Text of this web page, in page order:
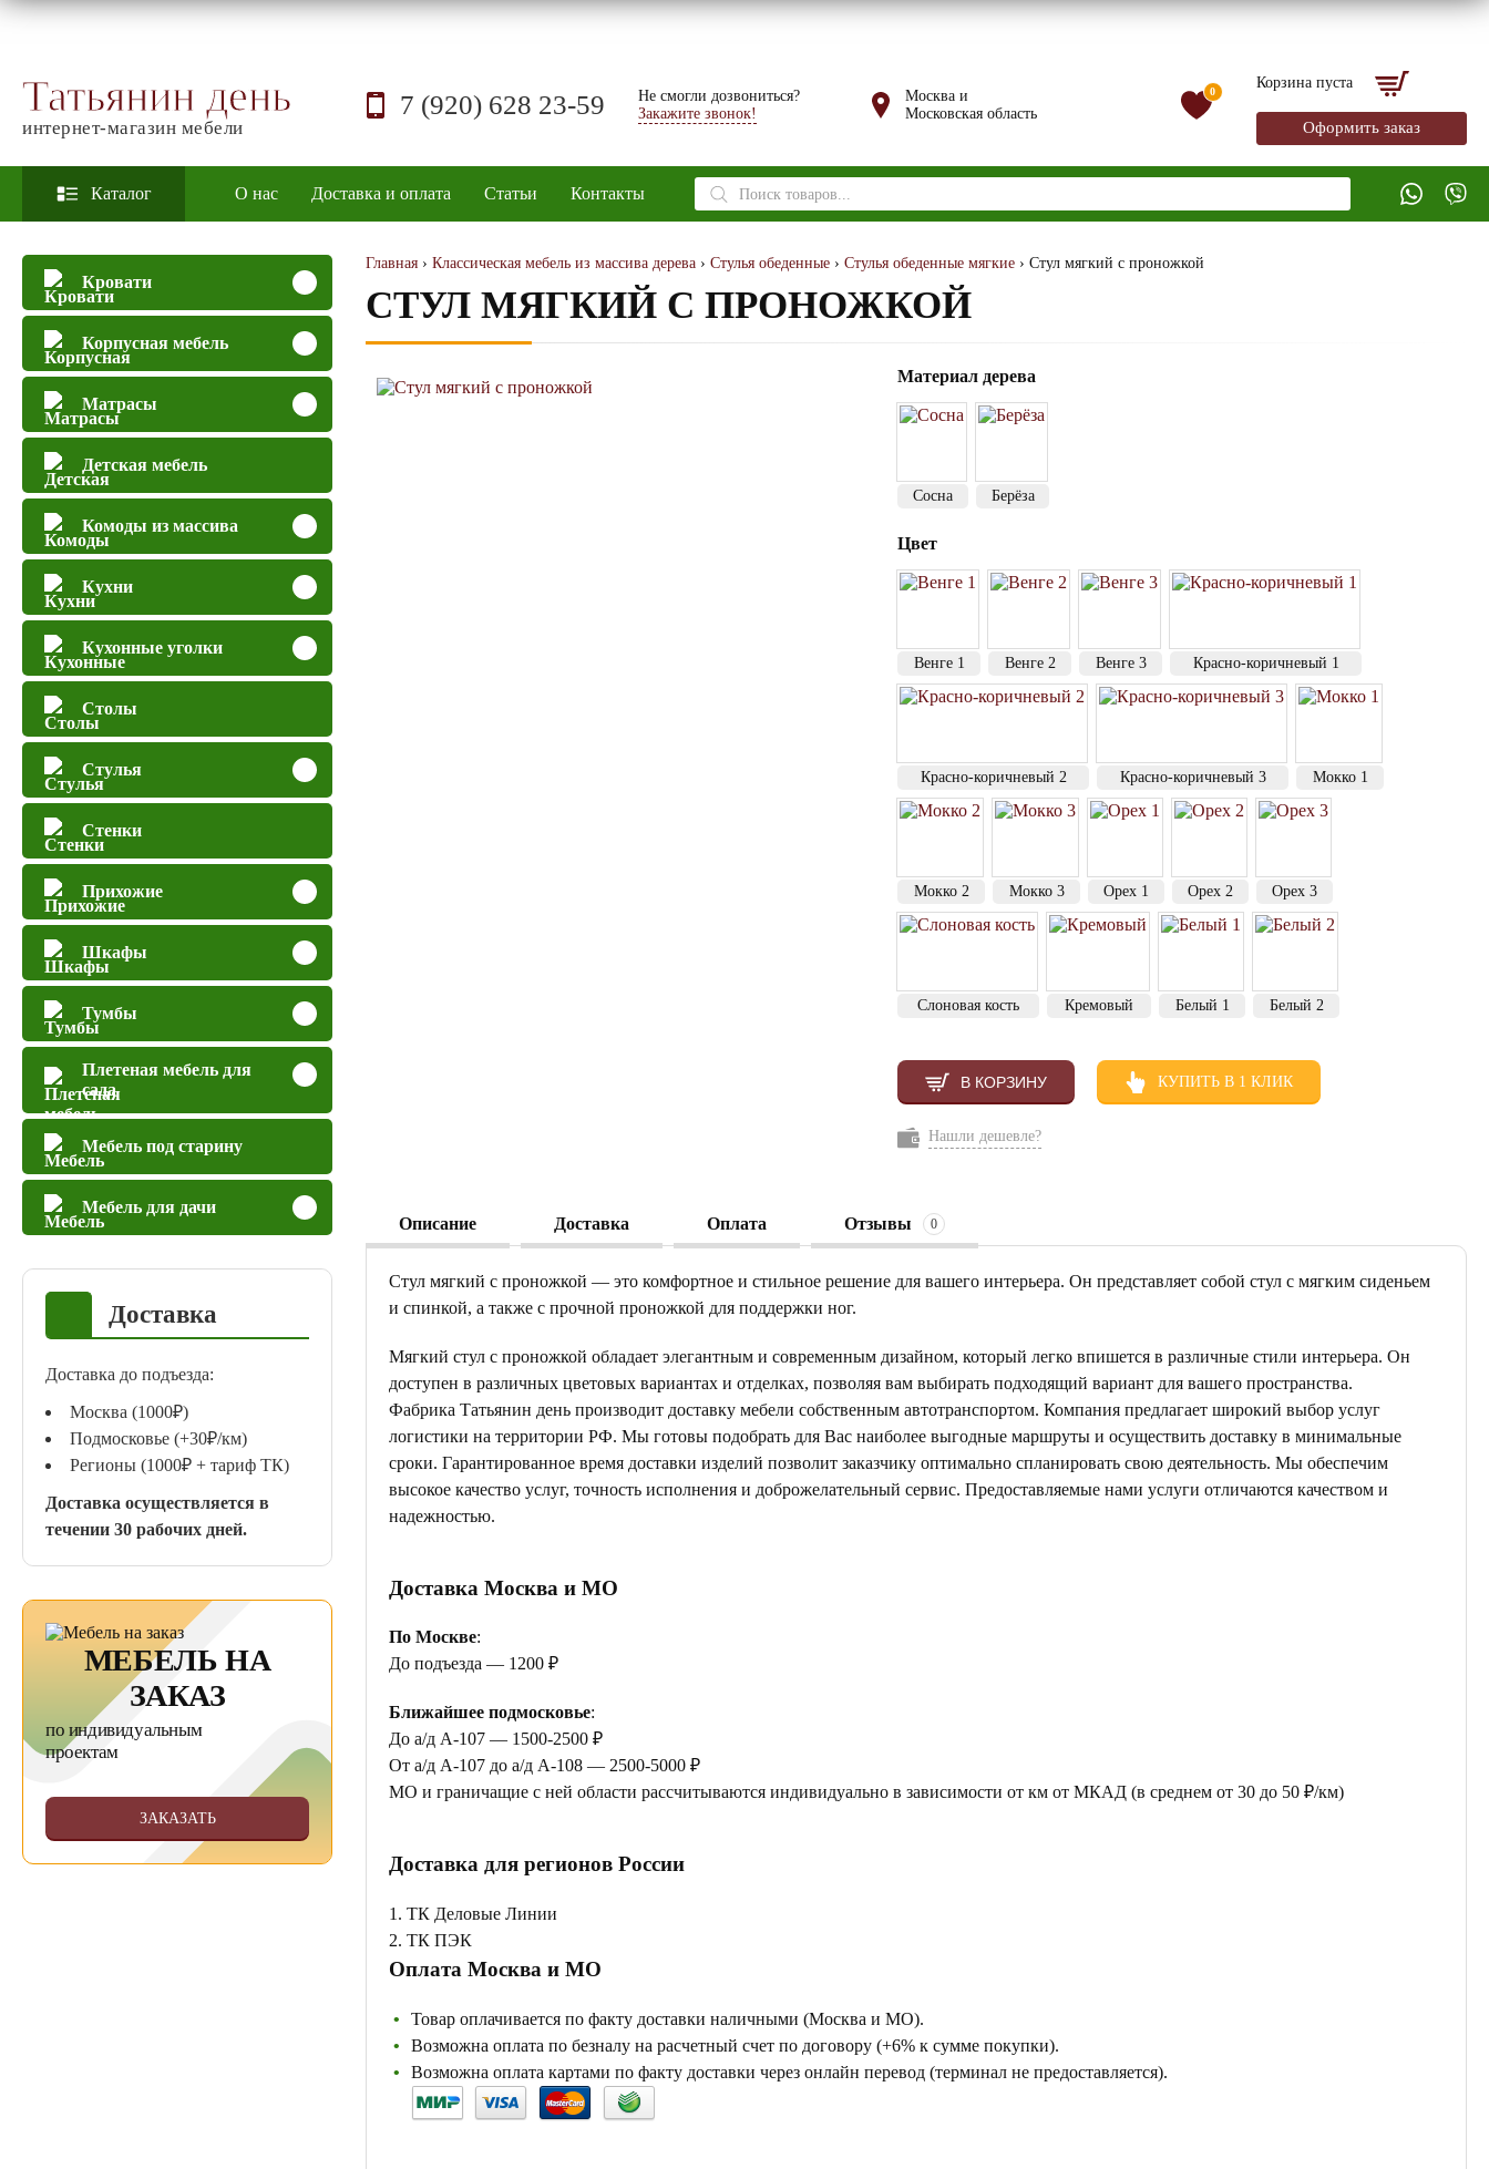
Татьянин день
интернет-магазин мебели
7 (920) 628 23-59
Не смогли дозвониться?
Закажите звонок!
Москва и
Московская область
0
Корзина пуста
Оформить заказ
Каталог О нас Доставка и оплата Статьи Контакты
Поиск
товаров
Кровати
Корпусная мебель
Матрасы
Детская мебель
Комоды из массива
Кухни
Кухонные уголки
Столы
Стулья
Стенки
Прихожие
Шкафы
Тумбы
Плетеная мебель для
сада
Мебель под старину
Мебель для дачи
Доставка
Доставка до подъезда:
Москва (1000₽)
Подмосковье (+30₽/км)
Регионы (1000₽ + тариф ТК)
Доставка осуществляется в
течении 30 рабочих дней.
МЕБЕЛЬ НА
ЗАКАЗ
по индивидуальным
проектам
ЗАКАЗАТЬ
Главная › Классическая мебель из массива дерева › Стулья обеденные › Стулья обеденные мягкие › Cтул мягкий с проножкой
CТУЛ МЯГКИЙ С ПРОНОЖКОЙ
Материал дерева
Сосна Берёза
Цвет
Венге 1 Венге 2 Венге 3 Красно-коричневый 1
Красно-коричневый 2 Красно-коричневый 3 Мокко 1
Мокко 2 Мокко 3 Орех 1 Орех 2 Орех 3
Слоновая кость Кремовый Белый 1 Белый 2
В КОРЗИНУ КУПИТЬ В 1 КЛИК
Нашли дешевле?
Описание Доставка Оплата Отзывы 0
Стул мягкий с проножкой — это комфортное и стильное решение для вашего интерьера. Он представляет собой стул с мягким сиденьем
и спинкой, а также с прочной проножкой для поддержки ног.
Мягкий стул с проножкой обладает элегантным и современным дизайном, который легко впишется в различные стили интерьера. Он
доступен в различных цветовых вариантах и отделках, позволяя вам выбирать подходящий вариант для вашего пространства.
Фабрика Татьянин день производит доставку мебели собственным автотранспортом. Компания предлагает широкий выбор услуг
логистики на территории РФ. Мы готовы подобрать для Вас наиболее выгодные маршруты и осуществить доставку в минимальные
сроки. Гарантированное время доставки изделий позволит заказчику оптимально спланировать свою деятельность. Мы обеспечим
высокое качество услуг, точность исполнения и доброжелательный сервис. Предоставляемые нами услуги отличаются качеством и
надежностью.
Доставка Москва и МО
По Москве:
До подъезда — 1200 ₽
Ближайшее подмосковье:
До а/д А-107 — 1500-2500 ₽
От а/д А-107 до а/д А-108 — 2500-5000 ₽
МО и граничащие с ней области рассчитываются индивидуально в зависимости от км от МКАД (в среднем от 30 до 50 ₽/км)
Доставка для регионов России
1. ТК Деловые Линии
2. ТК ПЭК
Оплата Москва и МО
Товар оплачивается по факту доставки наличными (Москва и МО).
Возможна оплата по безналу на расчетный счет по договору (+6% к сумме покупки).
Возможна оплата картами по факту доставки через онлайн перевод (терминал не предоставляется).